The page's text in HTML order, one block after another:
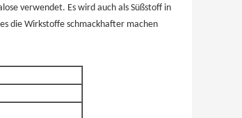
verwendet. Es wird auch als Süßstoff in
die Wirkstoffe schmackhafter machen